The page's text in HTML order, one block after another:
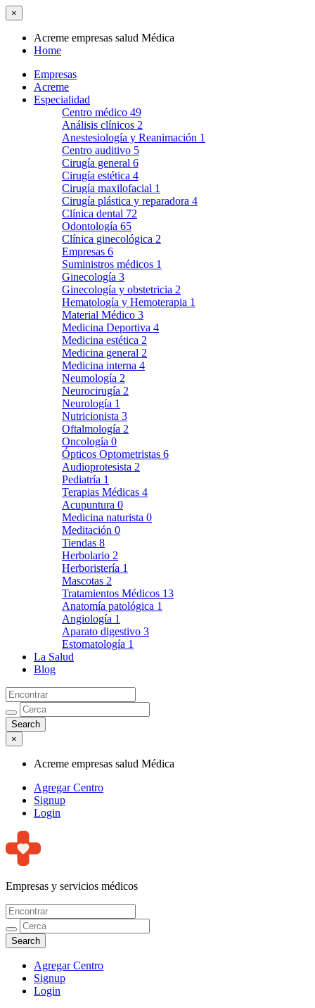
×
Acreme empresas salud Médica
Home
Empresas
Acreme
Especialidad
Centro médico 49
Análisis clínicos 2
Anestesiología y Reanimación 1
Centro auditivo 5
Cirugía general 6
Cirugía estética 4
Cirugía maxilofacial 1
Cirugía plástica y reparadora 4
Clínica dental 72
Odontología 65
Clínica ginecológica 2
Empresas 6
Suministros médicos 1
Ginecología 3
Ginecología y obstetricia 2
Hematología y Hemoterapia 1
Material Médico 3
Medicina Deportiva 4
Medicina estética 2
Medicina general 2
Medicina interna 4
Neumología 2
Neurocirugía 2
Neurología 1
Nutricionista 3
Oftalmología 2
Oncología 0
Ópticos Optometristas 6
Audioprotesista 2
Pediatría 1
Terapias Médicas 4
Acupuntura 0
Medicina naturista 0
Meditación 0
Tiendas 8
Herbolario 2
Herboristería 1
Mascotas 2
Tratamientos Médicos 13
Anatomía patológica 1
Angiología 1
Aparato digestivo 3
Estomatología 1
La Salud
Blog
×
Acreme empresas salud Médica
Agregar Centro
Signup
Login
Acreme empresas salud Médica
Empresas y servicios médicos
Agregar Centro
Signup
Login